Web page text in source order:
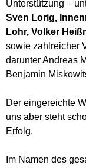
Unterstützung –
Sven Lorig,
Lohr, Volker
sowie zahlreicher
darunterAndreas
Benjamin
Der eingereichte
uns aber steht
Erfolg.
Im Namen des